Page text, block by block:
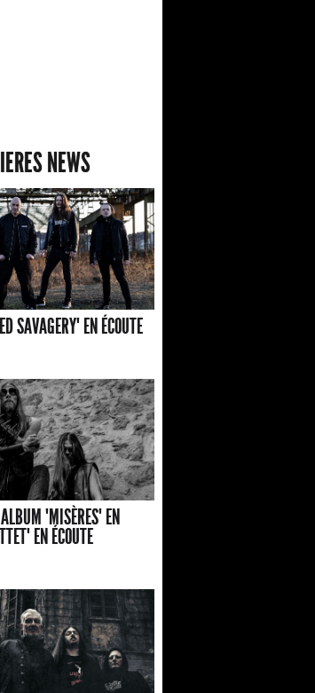
NEWS
SAVAGERY" EN ÉCOUTE
"MISÈRES" EN
EN ÉCOUTE